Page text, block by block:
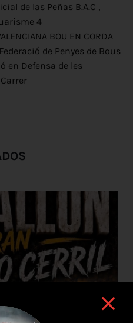
de las Peñas B.A.C ,
4
BOU EN CORDA
Federació de Penyes de Bous
en Defensa de les